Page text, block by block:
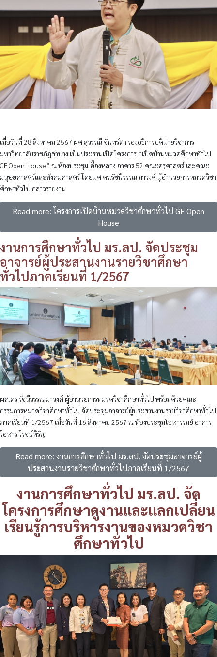
เมื่อวันที่ 28 สิงหาคม 2567 ผศ.สุวรรณี จันทร์ตา รองอธิการบดีฝ่ายวิชาการ
มหาวิทยาลัยราชภัฏลำปาง เป็นประธานเปิดโครงการ “เปิดบ้านหมวดศึกษาทั่วไป
GE Open House” ณ ห้องประชุมเอื้องหลวง อาคาร 52 คณะครุศาสตร์และคณะ
มนุษยศาสตร์และสังคมศาสตร์ โดยผศ.ดร.รัชนีวรรณ มาวงศ์ ผู้อำนวยการหมวดวิชา
ศึกษาทั่วไป กล่าวรายงาน
Read more: โครงการเปิดบ้านหมวดวิชาศึกษาทั่วไป GE Open
House
งานการศึกษาทั่วไป มร.ลป. จัดประชุม
อาจารย์ผู้ประสานงานรายวิชาศึกษา
ทั่วไปภาคเรียนที่ 1/2567
ผศ.ดร.รัชนีวรรณ มาวงศ์ ผู้อำนวยการหมวดวิชาศึกษาทั่วไป พร้อมด้วยคณะ
กรรมการหมวดวิชาศึกษาทั่วไป จัดประชุมอาจารย์ผู้ประสานงานรายวิชาศึกษาทั่วไป
ภาคเรียนที่ 1/2567 เมื่อวันที่ 16 สิงหาคม 2567 ณ ห้องประชุมโอฬารรมย์ อาคาร
โอฬาร โรจน์หิรัญ
Read more: งานการศึกษาทั่วไป มร.ลป. จัดประชุมอาจารย์ผู้
ประสานงานรายวิชาศึกษาทั่วไปภาคเรียนที่ 1/2567
งานการศึกษาทั่วไป มร.ลป. จัด
โครงการศึกษาดูงานและแลกเปลี่ยน
เรียนรู้การบริหารงานของหมวดวิชา
ศึกษาทั่วไป